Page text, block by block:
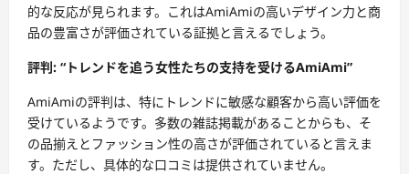
的な反応が見られます。これはAmiAmiの高いデザイン力と商
品の豊富さが評価されている証拠と言えるでしょう。
評判: “トレンドを追う女性たちの支持を受けるAmiAmi”
AmiAmiの評判は、特にトレンドに敏感な顧客から高い評価を
受けているようです。多数の雑誌掲載があることからも、そ
の品揃えとファッション性の高さが評価されていると言えま
す。ただし、具体的な口コミは提供されていません。